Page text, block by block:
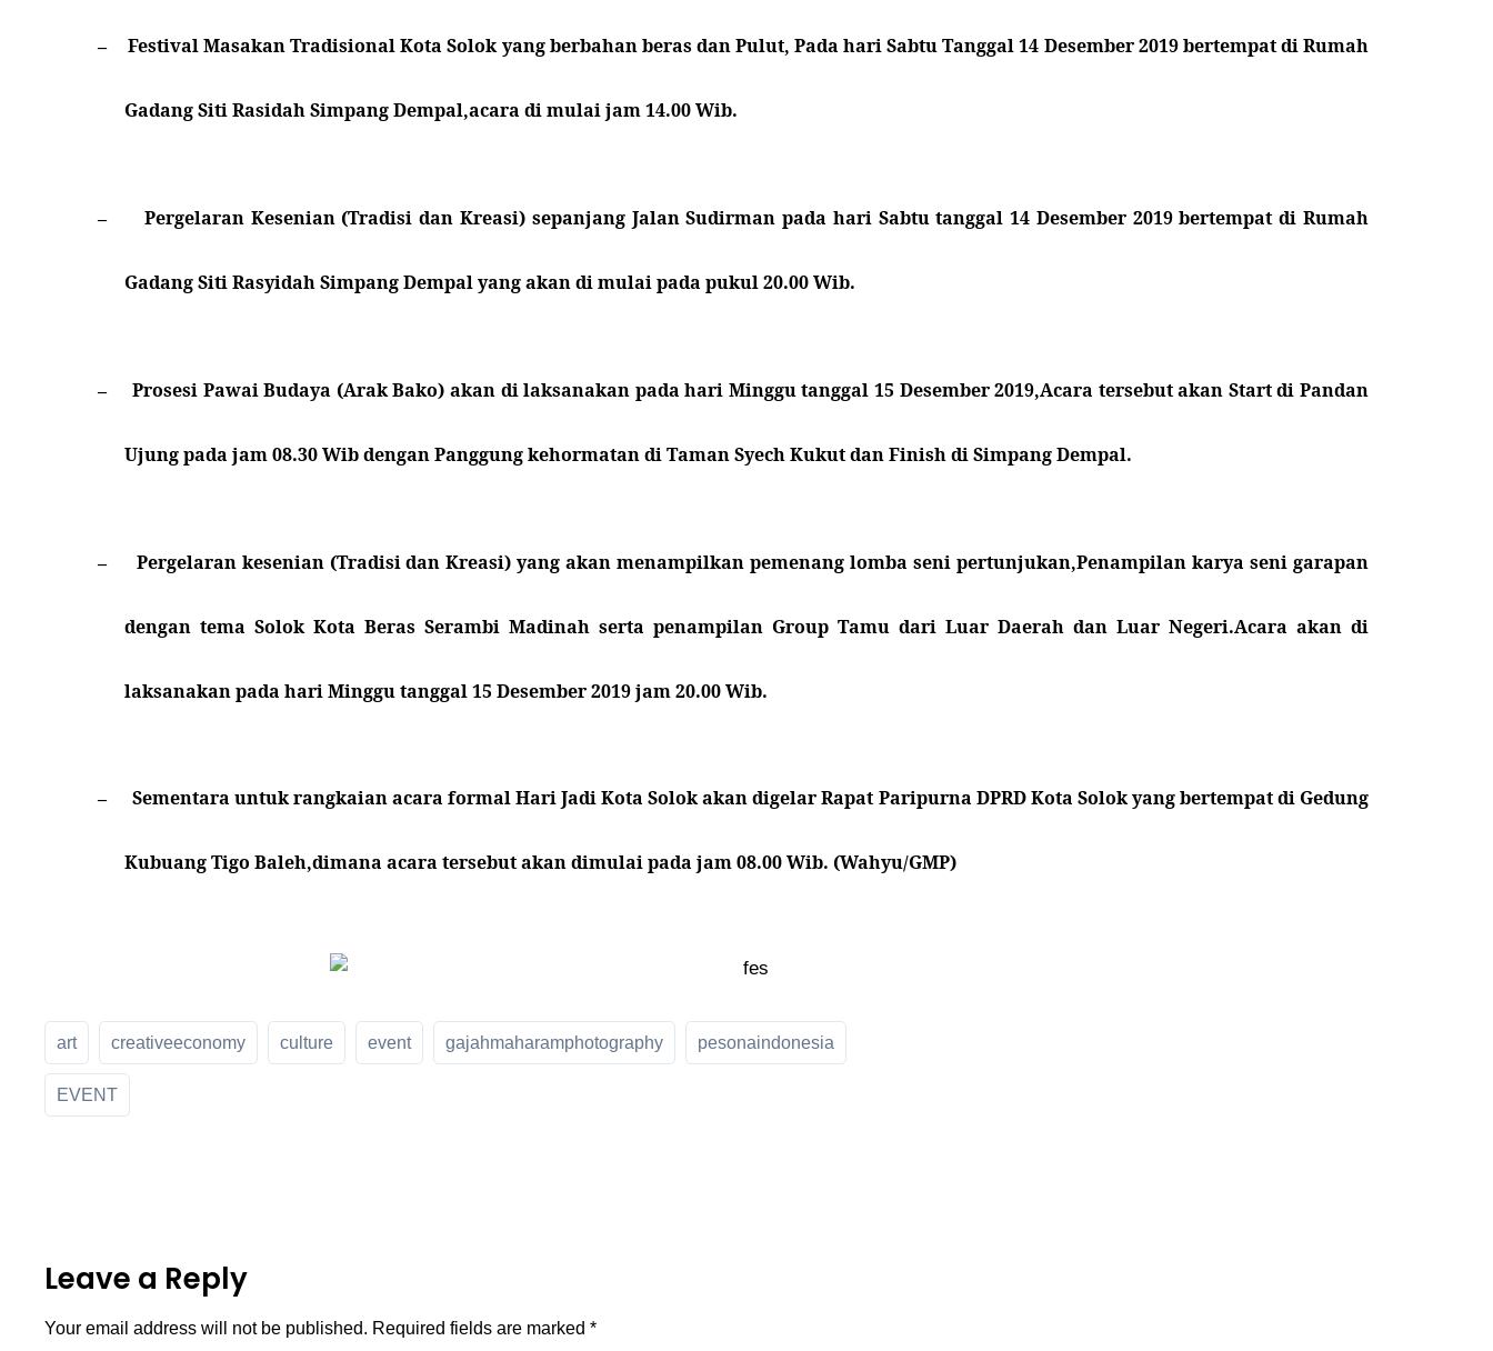
– Festival Masakan Tradisional Kota Solok yang berbahan beras dan Pulut, Pada hari Sabtu Tanggal 14 Desember 2019 bertempat di Rumah
Gadang Siti Rasidah Simpang Dempal,acara di mulai jam 14.00 Wib.
– Pergelaran Kesenian (Tradisi dan Kreasi) sepanjang Jalan Sudirman pada hari Sabtu tanggal 14 Desember 2019 bertempat di Rumah
Gadang Siti Rasyidah Simpang Dempal yang akan di mulai pada pukul 20.00 Wib.
– Prosesi Pawai Budaya (Arak Bako) akan di laksanakan pada hari Minggu tanggal 15 Desember 2019,Acara tersebut akan Start di Pandan
Ujung pada jam 08.30 Wib dengan Panggung kehormatan di Taman Syech Kukut dan Finish di Simpang Dempal.
– Pergelaran kesenian (Tradisi dan Kreasi) yang akan menampilkan pemenang lomba seni pertunjukan,Penampilan karya seni garapan
dengan tema Solok Kota Beras Serambi Madinah serta penampilan Group Tamu dari Luar Daerah dan Luar Negeri.Acara akan di
laksanakan pada hari Minggu tanggal 15 Desember 2019 jam 20.00 Wib.
– Sementara untuk rangkaian acara formal Hari Jadi Kota Solok akan digelar Rapat Paripurna DPRD Kota Solok yang bertempat di Gedung
Kubuang Tigo Baleh,dimana acara tersebut akan dimulai pada jam 08.00 Wib. (Wahyu/GMP)
art creativeeconomy culture event gajahmaharamphotography pesonaindonesia
EVENT
Leave a Reply
Your email address will not be published. Required fields are marked *